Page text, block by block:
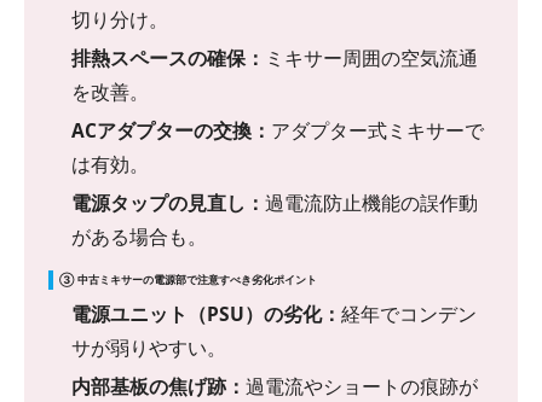
切り分け。
排熱スペースの確保： ミキサー周囲の空気流通
を改善。
ACアダプターの交換： アダプター式ミキサーで
は有効。
電源タップの見直し： 過電流防止機能の誤作動
がある場合も。
③ 中古ミキサーの電源部で注意すべき劣化ポイント
電源ユニット（PSU）の劣化： 経年でコンデン
サが弱りやすい。
内部基板の焦げ跡： 過電流やショートの痕跡が